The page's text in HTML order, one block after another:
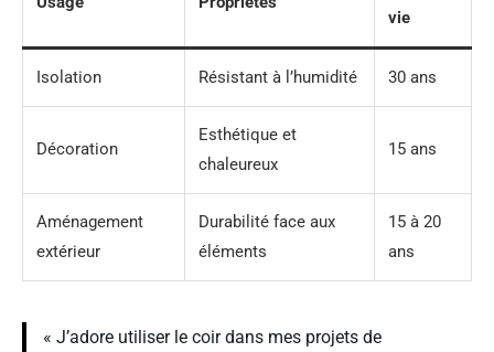
vie
Isolation Résistant à l’humidité 30 ans
Décoration
Esthétique et
chaleureux
15 ans
Aménagement
extérieur
Durabilité face aux
éléments
15 à 20
ans
« J’adore utiliser le coir dans mes projets de